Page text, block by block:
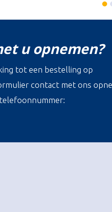
u opnemen?
tot een bestelling op
contact met ons